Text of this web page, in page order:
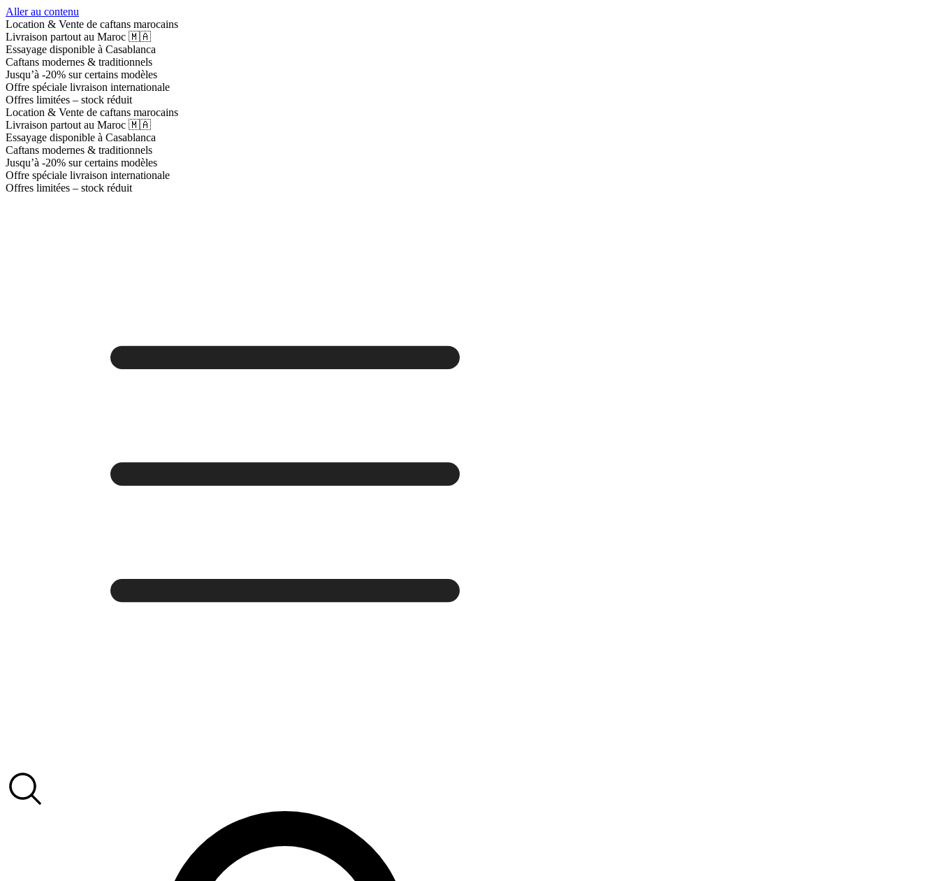
Aller au contenu
Location & Vente de caftans marocains
Livraison partout au Maroc 🇲🇦
Essayage disponible à Casablanca
Caftans modernes & traditionnels
Jusqu’à -20% sur certains modèles
Offre spéciale livraison internationale
Offres limitées – stock réduit
Location & Vente de caftans marocains
Livraison partout au Maroc 🇲🇦
Essayage disponible à Casablanca
Caftans modernes & traditionnels
Jusqu’à -20% sur certains modèles
Offre spéciale livraison internationale
Offres limitées – stock réduit